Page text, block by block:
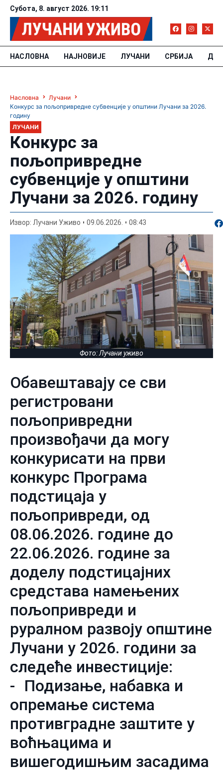
Субота, 8. август 2026. 19:11
НАСЛОВНА НАЈНОВИЈЕ ЛУЧАНИ СРБИЈА
Насловна
Лучани
Конкурс за пољопривредне субвенције у општини Лучани за 2026.
годину
ЛУЧАНИ
Конкурс за
пољопривредне
субвенције у општини
Лучани за 2026. годину
Извор: Лучани Уживо 09.06.2026. 08:43
Фото: Лучани уживо
Обавештавају се сви
регистровани
пољопривредни
произвођачи да могу
конкурисати на први
конкурс Програма
подстицаја у
пољопривреди, од
08.06.2026. године до
22.06.2026. године за
доделу подстицајних
средстава намењених
пољопривреди и
руралном развоју општине
Лучани у 2026. години за
следеће инвестиције:
- Подизање, набавка и
опремање система
противградне заштите у
воћњацима и
вишегодишњим засадима